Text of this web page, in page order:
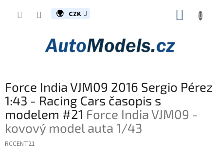
CZK
Force India VJM09 2016 Sergio Pérez
1:43 - Racing Cars časopis s
modelem #21 Force India VJM09 -
kovový model auta 1/43
RCCENT21